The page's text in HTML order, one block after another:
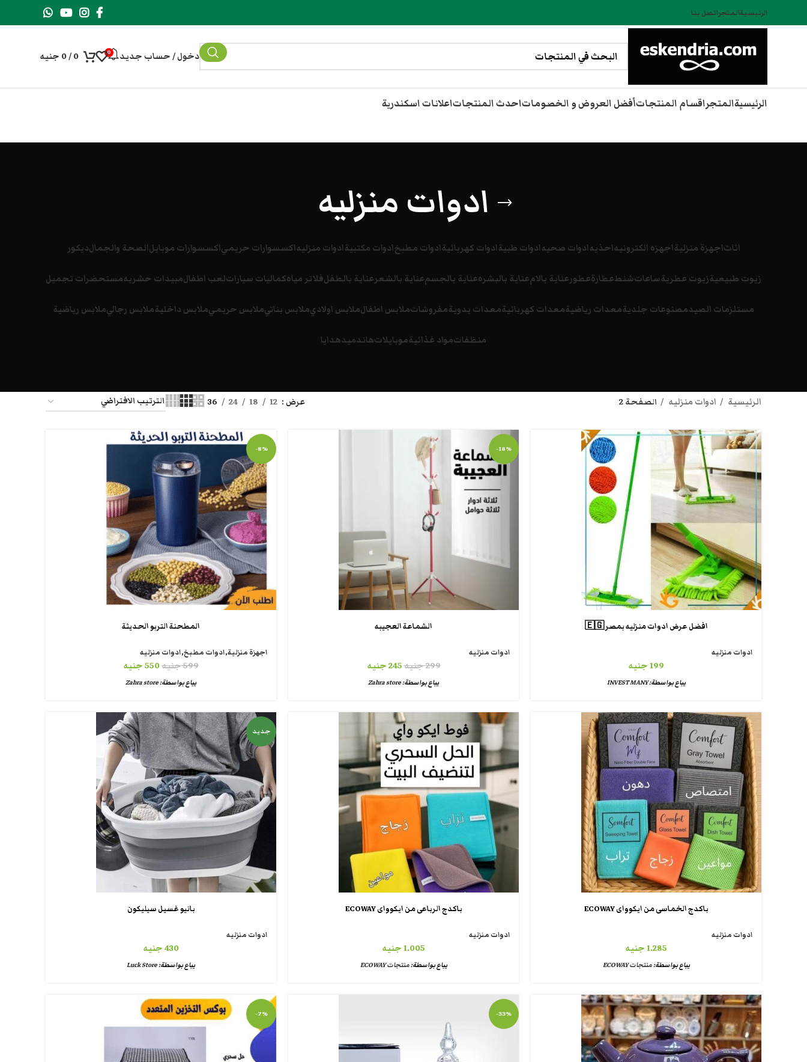
الرئيسيةالمتجراتصل بنا
دخول / حساب جديد 0
0
/
0 جنيه
الرئيسيةالمتجراقسام المنتجاتأفضل العروض و الخصوماتاحدث المنتجاتاعلانات اسكندرية
ادوات منزليه
اثاثاجهزة منزليةاجهزه الكترونيهاحذيهادوات صحيهادوات طبيةادوات كهربائيةادوات مطبخادوات مكتبيةادوات منزليهاكسسوارات حريمياكسسوارات موبايلالصحة والجمالديكور
زيوت طبيعيةزيوت عطريةساعاتشنطعطارةعطورعناية بالامعناية بالبشرهعناية بالجسمعناية بالشعرعناية بالطفلفلاتر مياهكماليات سياراتلعب اطفالمبيدات حشريهمستحضرات تجميل
مستلزمات الصيدمصنوعات جلديةمعدات رياضيةمعدات كهربائيةمعدات يدويةمفروشاتملابس اطفالملابس اولاديملابس بناتيملابس حريميملابس داخليةملابس رجاليملابس رياضية
منظفاتمواد غذائيةموبايلاتهاندميدهدايا
الرئيسية ادوات منزليه الصفحة 2 عرض 12
18
24
36
افضل عرض ادوات منزليه بمصر 🇪🇬
ادوات منزليه
199جنيه
يباع بواسطة:INVEST MANY
-18%
الشماعة العجيبه
ادوات منزليه
299جنيه245جنيه
يباع بواسطة:Zahra store
-8%
المطحنة التربو الحديثة
اجهزة منزلية,ادوات مطبخ,ادوات منزليه
599جنيه550جنيه
يباع بواسطة:Zahra store
باكدج الخماسى من ايكوواى ECOWAY
ادوات منزليه
1.285جنيه
يباع بواسطة:منتجات ECOWAY
باكدج الرباعى من ايكوواى ECOWAY
ادوات منزليه
1.005جنيه
يباع بواسطة:منتجات ECOWAY
جديد
بانيو غسيل سيليكون
ادوات منزليه
430جنيه
يباع بواسطة:Luck Store
-33%
-7%